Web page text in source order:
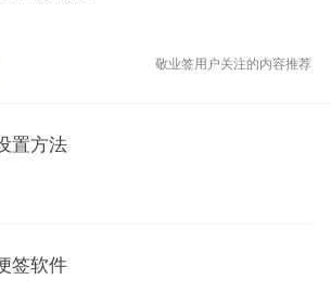
敬业签用户关注的内容推荐
置方法
签软件